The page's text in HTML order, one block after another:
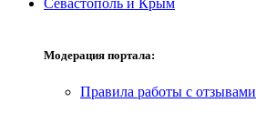
Севастополь и Крым
Модерация портала:
Правила работы с отзывами